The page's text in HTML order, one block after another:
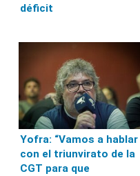
déficit
Yofra: “Vamos a hablar
con el triunvirato de la
CGT para que